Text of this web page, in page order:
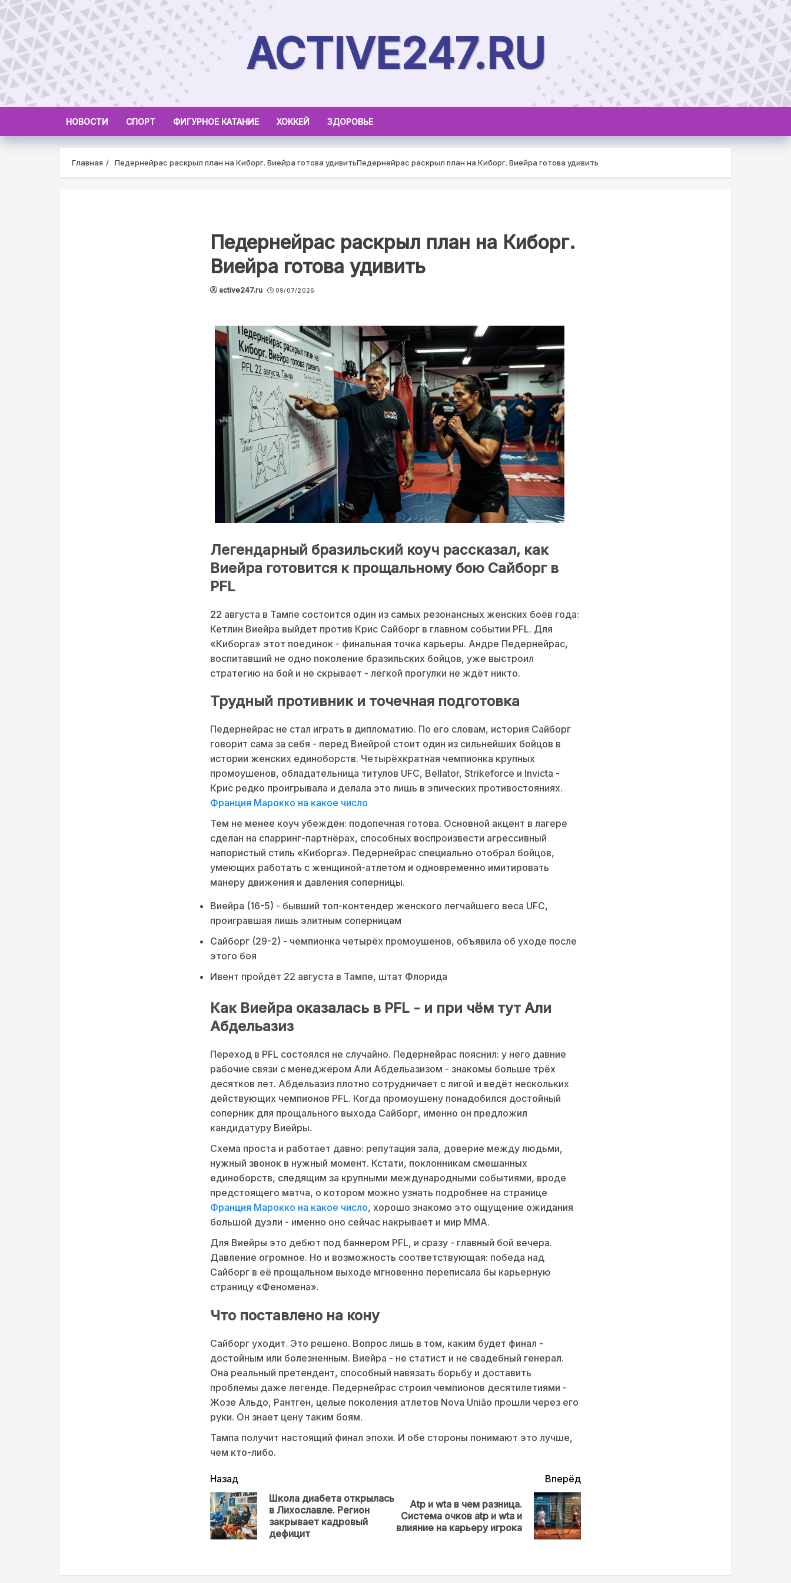
Skip
to
content
ACTIVE247.RU
НОВОСТИ СПОРТ ФИГУРНОЕ КАТАНИЕ ХОККЕЙ ЗДОРОВЬЕ
Главная Педернейрас раскрыл план на Киборг. Виейра готова удивитьПедернейрас раскрыл план на Киборг. Виейра готова удивить
Педернейрас раскрыл план на Киборг.
Виейра готова удивить
active247.ru 09/07/2026
Легендарный бразильский коуч рассказал, как
Виейра готовится к прощальному бою Сайборг в
PFL
22 августа в Тампе состоится один из самых резонансных женских боёв года:
Кетлин Виейра выйдет против Крис Сайборг в главном событии PFL. Для
«Киборга» этот поединок - финальная точка карьеры. Андре Педернейрас,
воспитавший не одно поколение бразильских бойцов, уже выстроил
стратегию на бой и не скрывает - лёгкой прогулки не ждёт никто.
Трудный противник и точечная подготовка
Педернейрас не стал играть в дипломатию. По его словам, история Сайборг
говорит сама за себя - перед Виейрой стоит один из сильнейших бойцов в
истории женских единоборств. Четырёхкратная чемпионка крупных
промоушенов, обладательница титулов UFC, Bellator, Strikeforce и Invicta -
Крис редко проигрывала и делала это лишь в эпических противостояниях.
Франция Марокко на какое число
Тем не менее коуч убеждён: подопечная готова. Основной акцент в лагере
сделан на спарринг-партнёрах, способных воспроизвести агрессивный
напористый стиль «Киборга». Педернейрас специально отобрал бойцов,
умеющих работать с женщиной-атлетом и одновременно имитировать
манеру движения и давления соперницы.
Виейра (16-5) - бывший топ-контендер женского легчайшего веса UFC,
проигравшая лишь элитным соперницам
Сайборг (29-2) - чемпионка четырёх промоушенов, объявила об уходе после
этого боя
Ивент пройдёт 22 августа в Тампе, штат Флорида
Как Виейра оказалась в PFL - и при чём тут Али
Абдельазиз
Переход в PFL состоялся не случайно. Педернейрас пояснил: у него давние
рабочие связи с менеджером Али Абдельазизом - знакомы больше трёх
десятков лет. Абдельазиз плотно сотрудничает с лигой и ведёт нескольких
действующих чемпионов PFL. Когда промоушену понадобился достойный
соперник для прощального выхода Сайборг, именно он предложил
кандидатуру Виейры.
Схема проста и работает давно: репутация зала, доверие между людьми,
нужный звонок в нужный момент. Кстати, поклонникам смешанных
единоборств, следящим за крупными международными событиями, вроде
предстоящего матча, о котором можно узнать подробнее на странице
Франция Марокко на какое число, хорошо знакомо это ощущение ожидания
большой дуэли - именно оно сейчас накрывает и мир MMA.
Для Виейры это дебют под баннером PFL, и сразу - главный бой вечера.
Давление огромное. Но и возможность соответствующая: победа над
Сайборг в её прощальном выходе мгновенно переписала бы карьерную
страницу «Феномена».
Что поставлено на кону
Сайборг уходит. Это решено. Вопрос лишь в том, каким будет финал -
достойным или болезненным. Виейра - не статист и не свадебный генерал.
Она реальный претендент, способный навязать борьбу и доставить
проблемы даже легенде. Педернейрас строил чемпионов десятилетиями -
Жозе Альдо, Рантген, целые поколения атлетов Nova União прошли через его
руки. Он знает цену таким боям.
Тампа получит настоящий финал эпохи. И обе стороны понимают это лучше,
чем кто-либо.
читать
еще
Назад
Предыдущая
новость
Школа диабета открылась
в Лихославле. Регион
закрывает кадровый
дефицит
Вперёд
Next
post:
Atp и wta в чем разница.
Система очков atp и wta и
влияние на карьеру игрока